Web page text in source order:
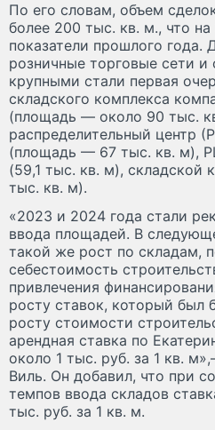
По его словам, объем
более 200 тыс. кв. м., что
показатели прошлого года.
розничные торговые сети
крупными стали первая
складского комплекса
(площадь — около 90 тыс.
распределительный центр
(площадь — 67 тыс. кв. м),
(59,1 тыс. кв. м), складской
тыс. кв. м).
«2023 и 2024 года стали
ввода площадей. В
такой же рост по складам,
себестоимость
привлечения
росту ставок, который был
росту стоимости
арендная ставка по
около 1 тыс. руб. за 1 кв.
Виль. Он добавил, что при
темпов ввода складов
тыс. руб. за 1 кв. м.